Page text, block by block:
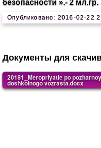
безопасности ».- 2 мл.гр.
Опубликовано: 2016-02-22
Документы для
20181_Meropriyatie po
doshkolnogo vozrasta.docx